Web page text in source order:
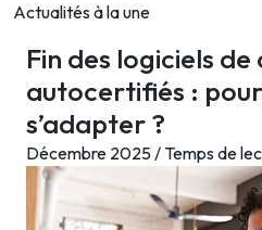
Actualités à la une
Fin des logiciels de
autocertifiés :
s’adapter ?
Décembre 2025 / Temps de